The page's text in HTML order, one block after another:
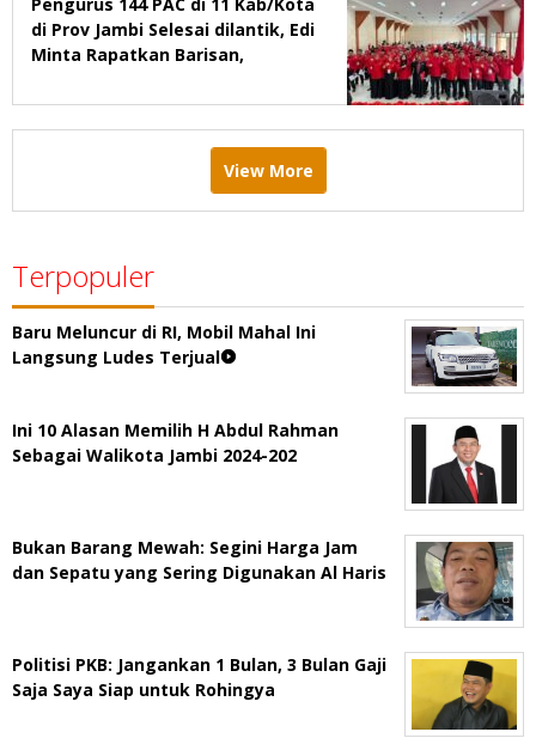
di Prov Jambi Selesai dilantik, Edi
Minta Rapatkan Barisan,
View More
Terpopuler
Baru Meluncur di RI, Mobil Mahal Ini
Langsung Ludes Terjual
Ini 10 Alasan Memilih H Abdul Rahman
Sebagai Walikota Jambi 2024-202
Bukan Barang Mewah: Segini Harga Jam
dan Sepatu yang Sering Digunakan Al Haris
Politisi PKB: Jangankan 1 Bulan, 3 Bulan Gaji
Saja Saya Siap untuk Rohingya